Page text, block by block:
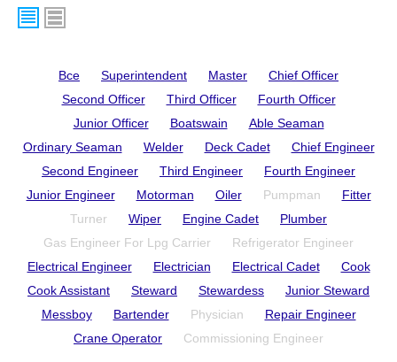
Все Superintendent Master
Chief Officer
Second Officer
Third Officer
Fourth Officer
Junior Officer
Boatswain
Able Seaman
Ordinary Seaman
Welder Deck Cadet
Chief Engineer
Second Engineer
Third Engineer
Fourth Engineer
Junior Engineer
Motorman Oiler Pumpman
Fitter
Turner
Wiper Engine Cadet
Plumber
Gas Engineer For Lpg Carrier
Refrigerator Engineer
Electrical Engineer
Electrician Electrical Cadet
Cook
Cook Assistant
Steward Stewardess
Junior Steward
Messboy
Bartender Physician
Repair Engineer
Crane Operator
Commissioning Engineer